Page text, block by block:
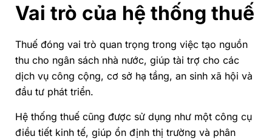
Vai trò của hệ thống thuế
Thuế đóng vai trò quan trọng trong việc tạo nguồn
thu cho ngân sách nhà nước, giúp tài trợ cho các
dịch vụ công cộng, cơ sở hạ tầng, an sinh xã hội và
đầu tư phát triển.
Hệ thống thuế cũng được sử dụng như một công cụ
điều tiết kinh tế, giúp ổn định thị trường và phân